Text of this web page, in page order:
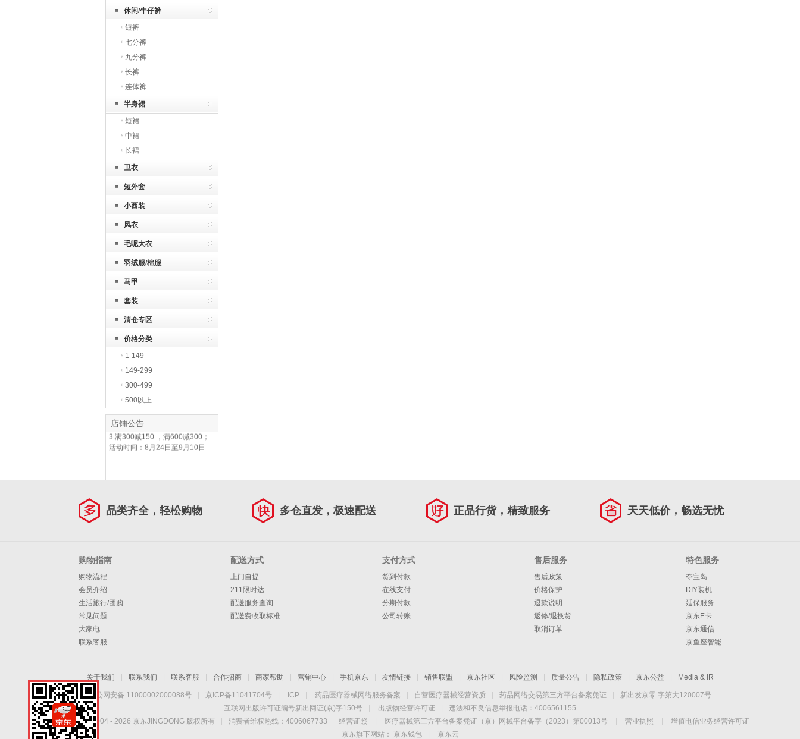
休闲/牛仔裤
短裤
七分裤
九分裤
长裤
连体裤
半身裙
短裙
中裙
长裙
卫衣
短外套
小西装
风衣
毛呢大衣
羽绒服/棉服
马甲
套装
清仓专区
价格分类
1-149
149-299
300-499
500以上
店铺公告
反季清仓，低到骨折
2.清仓专区，低到骨折价；
3.满300减150 ，满600减300；
活动时间：8月24日至9月10日
品类齐全，轻松购物 多仓直发，极速配送 正品行货，精致服务 天天低价，畅选无忧
购物指南
购物流程
会员介绍
生活旅行/团购
常见问题
大家电
联系客服
配送方式
上门自提
211限时达
配送服务查询
配送费收取标准
支付方式
货到付款
在线支付
分期付款
公司转账
售后服务
售后政策
价格保护
退款说明
返修/退换货
取消订单
特色服务
夺宝岛
DIY装机
延保服务
京东E卡
京东通信
京鱼座智能
关于我们 联系我们 联系客服 合作招商 商家帮助 营销中心 手机京东 友情链接 销售联盟 京东社区 风险监测 质量公告 隐私政策 京东公益 Media & IR
京公网安备 11000002000088号 京ICP备11041704号 ICP 药品医疗器械网络服务备案 自营医疗器械经营资质 药品网络交易第三方平台备案凭证
新出发京零 字第大120007号
互联网出版许可证编号新出网证(京)字150号
出版物经营许可证
违法和不良信息举报电话：4006561155
Copyright © 2004 - 2026 京东JINGDONG 版权所有 消费者维权热线：4006067733 经营证照 医疗器械第三方平台备案凭证（京）网械平台备字（2023）第00013号 营业执照
增值电信业务经营许可证
京东旗下网站：
京东钱包 京东云